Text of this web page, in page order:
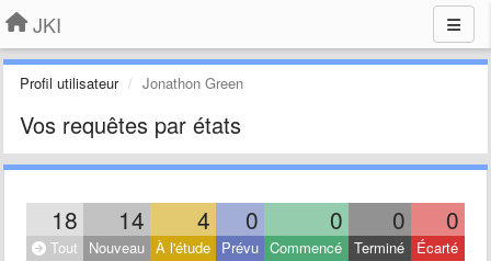
JKI
Profil utilisateur Jonathon Green
Vos requêtes par états
18 14 4 0 0 0 0
Tout Nouveau À l'étude Prévu Commencé Terminé Écarté